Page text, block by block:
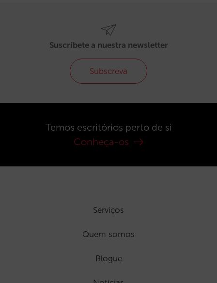
Suscríbete a nuestra newsletter
Subscreva
Temos escritórios perto de si
Conheça-os
Serviços
Quem somos
Blogue